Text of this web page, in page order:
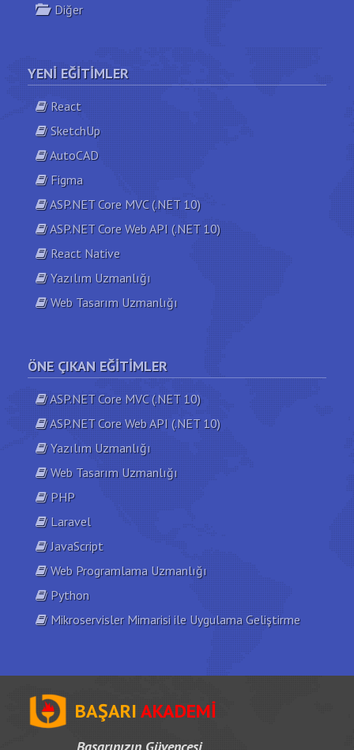
Diğer
YENI EĞITIMLER
React
SketchUp
AutoCAD
Figma
ASP.NET Core MVC (.NET 10)
ASP.NET Core Web API (.NET 10)
React Native
Yazılım Uzmanlığı
Web Tasarım Uzmanlığı
ÖNE ÇIKAN EĞITIMLER
ASP.NET Core MVC (.NET 10)
ASP.NET Core Web API (.NET 10)
Yazılım Uzmanlığı
Web Tasarım Uzmanlığı
PHP
Laravel
JavaScript
Web Programlama Uzmanlığı
Python
Mikroservisler Mimarisi ile Uygulama Geliştirme
BAŞARIAKADEMİ
Başarınızın Güvencesi